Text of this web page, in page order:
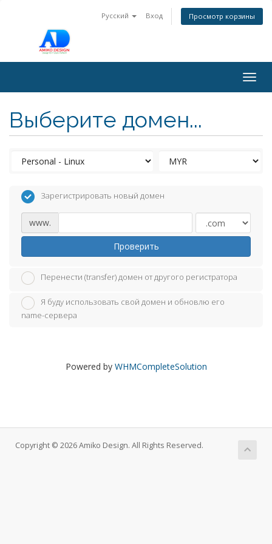
Русский Вход Просмотр корзины
Выберите домен...
Зарегистрировать новый домен
www.
Проверить
Перенести (transfer) домен от другого регистратора
Я буду использовать свой домен и обновлю его
name-сервера
Powered by WHMCompleteSolution
Copyright © 2026 Amiko Design. All Rights Reserved.